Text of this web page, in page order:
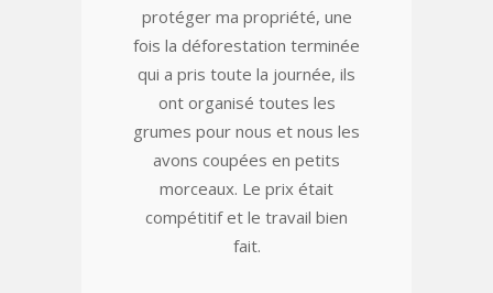
protéger ma propriété, une
fois la déforestation terminée
qui a pris toute la journée, ils
ont organisé toutes les
grumes pour nous et nous les
avons coupées en petits
morceaux. Le prix était
compétitif et le travail bien
fait.